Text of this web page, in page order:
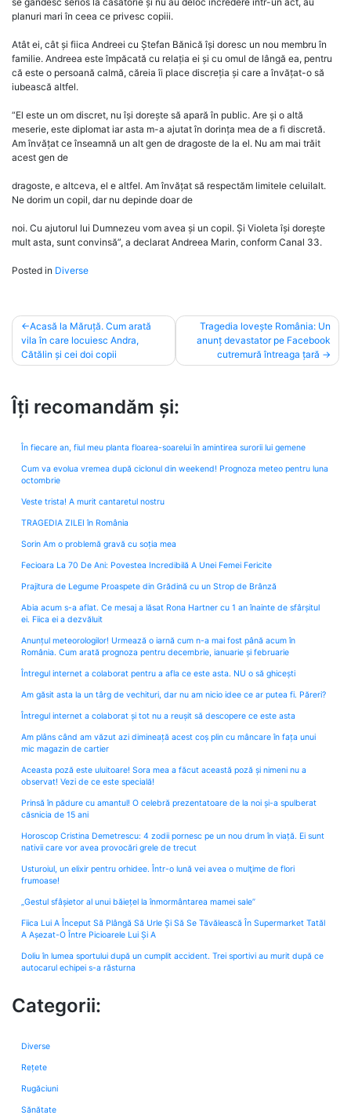
planuri mari în ceea ce privesc copiii.
Atât ei, cât și fiica Andreei cu Ștefan Bănică își doresc un nou membru în
familie. Andreea este împăcată cu relația ei și cu omul de lângă ea, pentru
că este o persoană calmă, căreia îi place discreția și care a învățat-o să
iubească altfel.
“El este un om discret, nu își dorește să apară în public. Are și o altă
meserie, este diplomat iar asta m-a ajutat în dorința mea de a fi discretă.
Am învățat ce înseamnă un alt gen de dragoste de la el. Nu am mai trăit
acest gen de
dragoste, e altceva, el e altfel. Am învățat să respectăm limitele celuilalt.
Ne dorim un copil, dar nu depinde doar de
noi. Cu ajutorul lui Dumnezeu vom avea și un copil. Și Violeta își dorește
mult asta, sunt convinsă”, a declarat Andreea Marin, conform Canal 33.
Posted in Diverse
Post
navigation
Acasă la Măruță. Cum arată
vila în care locuiesc Andra,
Cătălin și cei doi copii
Tragedia lovește România: Un
anunț devastator pe Facebook
cutremură întreaga țară
Îți recomandăm și:
În fiecare an, fiul meu planta floarea-soarelui în amintirea surorii lui gemene
Cum va evolua vremea după ciclonul din weekend! Prognoza meteo pentru luna
octombrie
Veste trista! A murit cantaretul nostru
TRAGEDIA ZILEI în România
Sorin Am o problemă gravă cu soția mea
Fecioara La 70 De Ani: Povestea Incredibilă A Unei Femei Fericite
Prajitura de Legume Proaspete din Grădină cu un Strop de Brânză
Abia acum s-a aflat. Ce mesaj a lăsat Rona Hartner cu 1 an înainte de sfârșitul
ei. Fiica ei a dezvăluit
Anunțul meteorologilor! Urmează o iarnă cum n-a mai fost până acum în
România. Cum arată prognoza pentru decembrie, ianuarie și februarie
Întregul internet a colaborat pentru a afla ce este asta. NU o să ghicești
Am găsit asta la un târg de vechituri, dar nu am nicio idee ce ar putea fi. Păreri?
Întregul internet a colaborat și tot nu a reușit să descopere ce este asta
Am plâns când am văzut azi dimineață acest coș plin cu mâncare în fața unui
mic magazin de cartier
Aceasta poză este uluitoare! Sora mea a făcut această poză și nimeni nu a
observat! Vezi de ce este specială!
Prinsă în pădure cu amantul! O celebră prezentatoare de la noi și-a spulberat
căsnicia de 15 ani
Horoscop Cristina Demetrescu: 4 zodii pornesc pe un nou drum în viață. Ei sunt
nativii care vor avea provocări grele de trecut
Usturoiul, un elixir pentru orhidee. Într-o lună vei avea o mulţime de flori
frumoase!
„Gestul sfâșietor al unui băiețel la înmormântarea mamei sale”
Fiica Lui A Început Să Plângă Să Urle Și Să Se Tăvălească În Supermarket Tatăl
A Așezat-O Între Picioarele Lui Și A
Doliu în lumea sportului după un cumplit accident. Trei sportivi au murit după ce
autocarul echipei s-a răsturna
Categorii:
Diverse
Rețete
Rugăciuni
Sănătate